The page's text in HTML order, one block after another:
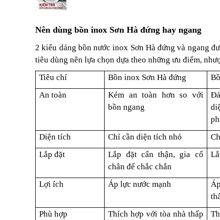
Nên dùng bồn inox Sơn Hà đứng hay ngang
2 kiểu dáng bồn nước inox Sơn Hà đứng và ngang
tiêu dùng nên lựa chọn dựa theo những ưu điểm,
Tiêu chí
Bồn inox Sơn Hà đứng
An toàn
Kém an toàn hơn so với
bồn ngang
Diện tích
Chỉ cần diện tích nhỏ
Lắp đặt
Lắp đặt cẩn thận, gia cố
chân đế chắc chắn
Lợi ích Áp lực nước mạnh
Phù hợp
Thích hợp với tòa nhà thấp